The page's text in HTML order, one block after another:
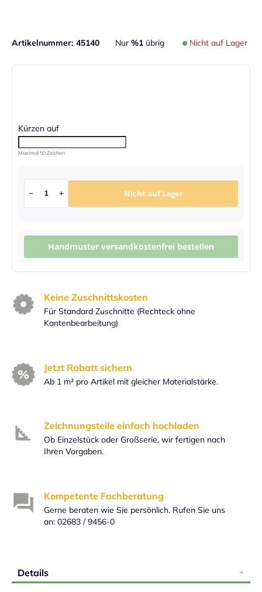
Nicht auf Lager
Nur %1übrig
Artikelnummer 45140
Kürzen auf
Maximal 50 Zeichen
Nicht auf Lager
Handmuster versandkostenfrei bestellen
Keine Zuschnittskosten
Für Standard Zuschnitte (Rechteck ohne
Kantenbearbeitung)
Jetzt Rabatt sichern
Ab 1 m² pro Artikel mit gleicher Materialstärke.
Zeichnungsteile einfach hochladen
Ob Einzelstück oder Großserie, wir fertigen nach
Ihren Vorgaben.
Kompetente Fachberatung
Gerne beraten wie Sie persönlich. Rufen Sie uns
an: 02683 / 9456-0
Details